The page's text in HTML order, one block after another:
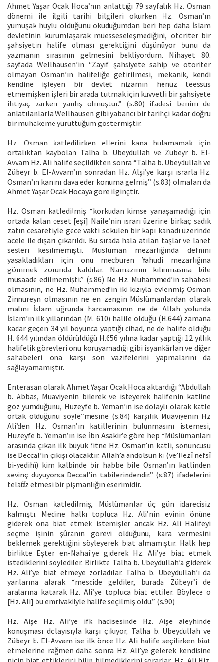
Ahmet Yaşar Ocak Hoca’nın anlattığı 79 sayfalık Hz. Osman
dönemi ile ilgili tarihi bilgileri okurken Hz. Osman’ın
yumuşak huylu olduğunu okuduğumdan beri hep daha İslam
devletinin kurumlaşarak müesseseleşmediğini, otoriter bir
şahsiyetin halife olması gerektiğini düşünüyor bunu da
yazmanın sırasının gelmesini bekliyordum. Nihayet 80.
sayfada Wellhausen’in “Zayıf şahsiyete sahip ve otoriter
olmayan Osman’ın halifeliğe getirilmesi, mekanik, kendi
kendine işleyen bir devlet nizamın henüz teessüs
etmemişken işleri bir arada tutmak için kuvvetli bir şahsiyete
ihtiyaç varken yanlış olmuştur.” (s.80) ifadesi benim de
anlatılanlarla Wellhausen gibi yabancı bir tarihçi kadar doğru
bir muhakeme yürüttüğüm göstermiştir.
Hz. Osman katledilirken ellerini kana bulamamak için
ortalıktan kaybolan Talha b. Ubeydullah ve Zübeyr b. El-
Avvam Hz. Ali halife seçildikten sonra “Talha b. Ubeydullah ve
Zübeyr b. El-Avvam’ın sonradan Hz. Alşi’ye karşı ısrarla Hz.
Osman’ın kanını dava eder konuma gelmiş” (s.83) olmaları da
Ahmet Yaşar Ocak Hocaya göre ilginçtir.
Hz. Osman katledilmiş “korkudan kimse yanaşamadığı için
ortada kalan ceset [eşi] Naile’nin ısrarı üzerine birkaç sadık
zatın cesaretiyle gece vakti sökülen bir kapı kanadı üzerinde
acele ile dışarı çıkarıldı. Bu sırada hala atılan taşlar ve lanet
sesleri kesilmemişti. Müslüman mezarlığında defnini
yasakladıkları için onu mecburen Yahudi mezarlığına
gömmek zorunda kaldılar. Namazının kılınmasına bile
müsaade edilmemişti.” (s.86) Ne Hz. Muhammed’in sahabesi
olmasının, ne Hz. Muhammed’in iki kızıyla evlenmiş Osman
Zinnureyn olmasının ne en zengin Müslümanlardan olarak
malını İslam uğrunda harcamasının ne de Allah yolunda
İslam’ın ilk yıllarından (M. 610) halife olduğu (H.644) zamana
kadar geçen 34 yıl boyunca yaptığı cihad, ne de halife olduğu
H. 644 yılından öldürüldüğü H.656 yılına kadar yaptığı 12 yıllık
halifelik görevleri onu koruyamadığı gibi isyankârları ve diğer
sahabeleri ona karşı son vazifelerini yapmalarını da
sağlayamamıştır.
Enterasan olarak Ahmet Yaşar Ocak Hoca aktardığı “Abdullah
b. Abbas, Muaviyenin bilerek ve isteyerek halifenin katline
göz yumduğunu, Huzeyfe b. Yeman’ın ise dolaylı olarak katle
ortak olduğunu söyle”mesine (s.84) karşılık Muaviyenin Hz
Ali’den Hz. Osman’ın katillerinin bulunmasını istemesi,
Huzeyfe b. Yeman’ın ise İbn Asakir’e göre hep “Müslümanları
arasında çıkan ilk büyük fitne Hz. Osman’ın katli, sonuncusu
ise Deccal’in çıkışı olacaktır. Allah’a andolsun ki (ve’llezî nefsî
bi-yedihî) kim kalbinde bir habbe bile Osman’ın katlinden
sevinç duyuyorsa Deccal’in tabilerindendir.” (s.87) ifadelerini
telaffuz etmesi bir pişmanlığın eserimidir.
Hz. Osman katledilmiş, Müslümanlar üç gün idarecisiz
kalmıştı. Medine halkı topluca Hz. Ali’nin evinin önüne
giderek ona biat etmek istemişler ancak Hz. Ali Halifeyi
seçme işinin şûranın görevi olduğunu, kara vermesini
beklemek gerektiğini söyleyerek biat almamıştır. Halk hep
birlikte Eşter en-Nahai’ye giderek Hz. Ali’ye biat etmek
istediklerini söylediler. Birlikte Talha b. Ubeydullah’a giderek
Hz. Ali’ye biat etmeye zorladılar. Talha b. Ubeydullah’ı da
yanlarına alarak “mescide geldiler, burada Zübeyr’i de
aralarına katarak Hz. Ali’ye topluca biat ettiler. Böylece o
[Hz. Ali] bu emrivakiiyle halife seçilmiş oldu.” (s.90)
Hz. Aişe Hz. Ali’ye ifk hadisesinde Hz. Aişe aleyhinde
konuşması dolayısıyla karşı çıkıyor, Talha b. Ubeydullah ve
Zübeyr b. El-Avvam ise ilk önce Hz. Ali halife seçilirken biat
etmelerine rağmen daha sonra Hz. Ali’ye gelerek kendisine
niçin biat ettiklerini bilip bilmediklerini sorarlar, Hz. Ali Hiz.